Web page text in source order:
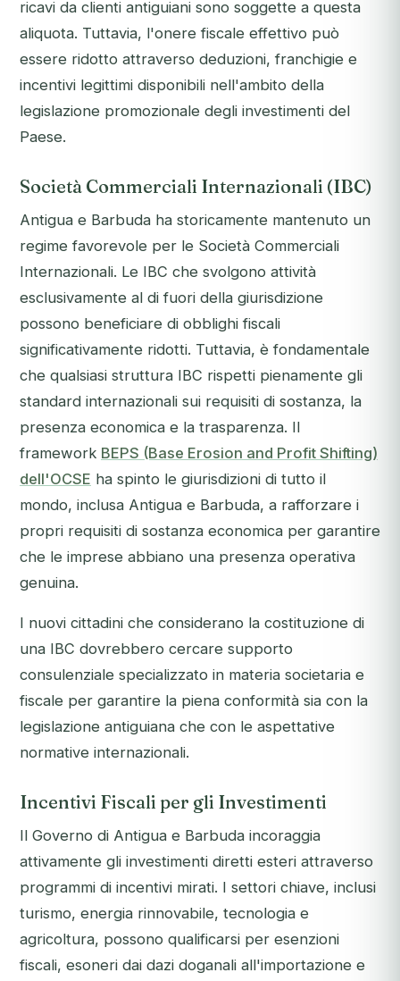
ricavi da clienti antiguiani sono soggette a questa
aliquota. Tuttavia, l'onere fiscale effettivo può
essere ridotto attraverso deduzioni, franchigie e
incentivi legittimi disponibili nell'ambito della
legislazione promozionale degli investimenti del
Paese.
Società Commerciali Internazionali (IBC)
Antigua e Barbuda ha storicamente mantenuto un
regime favorevole per le Società Commerciali
Internazionali. Le IBC che svolgono attività
esclusivamente al di fuori della giurisdizione
possono beneficiare di obblighi fiscali
significativamente ridotti. Tuttavia, è fondamentale
che qualsiasi struttura IBC rispetti pienamente gli
standard internazionali sui requisiti di sostanza, la
presenza economica e la trasparenza. Il
framework BEPS (Base Erosion and Profit Shifting)
dell'OCSE ha spinto le giurisdizioni di tutto il
mondo, inclusa Antigua e Barbuda, a rafforzare i
propri requisiti di sostanza economica per garantire
che le imprese abbiano una presenza operativa
genuina.
I nuovi cittadini che considerano la costituzione di
una IBC dovrebbero cercare supporto
consulenziale specializzato in materia societaria e
fiscale per garantire la piena conformità sia con la
legislazione antiguiana che con le aspettative
normative internazionali.
Incentivi Fiscali per gli Investimenti
Il Governo di Antigua e Barbuda incoraggia
attivamente gli investimenti diretti esteri attraverso
programmi di incentivi mirati. I settori chiave, inclusi
turismo, energia rinnovabile, tecnologia e
agricoltura, possono qualificarsi per esenzioni
fiscali, esoneri dai dazi doganali all'importazione e